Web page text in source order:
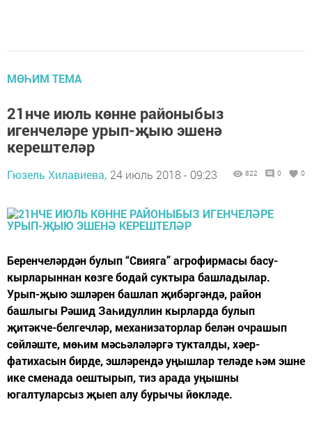
МӨҺИМ ТЕМА
21нче июль көнне районыбыз
игенчеләре урып-җыю эшенә
керештеләр
Гюзель Хилавиева, 24 июль 2018 - 09:23 822 0 0
Беренчеләрдән булып “Свияга” агрофирмасы басу-
кырларыннан көзге бодай суктыра башладылар.
Урып-җыю эшләрен башлап җибәргәндә, район
башлыгы Рәшид Заһидуллин кырларда булып
җитәкче-белгечләр, механизаторлар белән очрашып
сөйләште, мөһим мәсьәләләргә тукталды, хәер-
фатихасын бирде, эшләрендә уңышлар теләде һәм эшне
ике сменада оештырып, тиз арада уңышны
югалтуларсыз җыеп алу бурычы йөкләде.